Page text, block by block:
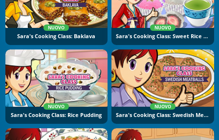
NUOVO
Sara's Cooking Class: Baklava
NUOVO
Sara's Cooking Class: Sweet Rice Cakes
NUOVO
Sara's Cooking Class: Rice Pudding
NUOVO
Sara's Cooking Class: Swedish Meatballs